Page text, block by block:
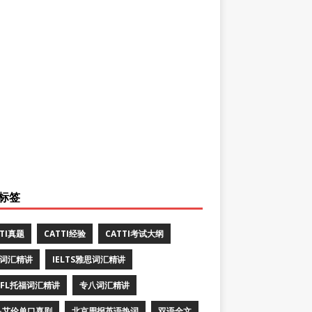
签
真题 CATTI经验 CATTI考试大纲
汇精讲 IELTS雅思词汇精讲
托福词汇精讲 专八词汇精讲